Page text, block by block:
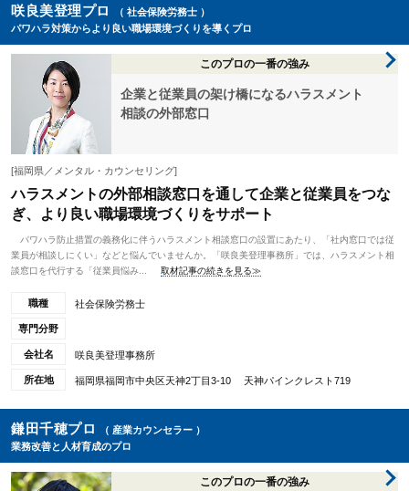
咲良美登理プロ
（ 社会保険労務士 ）
パワハラ対策からより良い職場環境づくりを導くプロ
このプロの一番の強み
企業と従業員の架け橋になるハラスメント
相談の外部窓口
[福岡県／メンタル・カウンセリング]
ハラスメントの外部相談窓口を通して企業と従業員をつな
ぎ、より良い職場環境づくりをサポート
パワハラ防止措置の義務化に伴うハラスメント相談窓口の設置にあたり、「社内窓口では従
業員が相談しにくい」などと悩んでいませんか。「咲良美登理事務所」では、ハラスメント相
談窓口を代行する「従業員悩み...
取材記事の続きを見る≫
職種 社会保険労務士
専門分野
会社名 咲良美登理事務所
所在地 福岡県福岡市中央区天神2丁目3-10 天神パインクレスト719
鎌田千穂プロ
（ 産業カウンセラー ）
業務改善と人材育成のプロ
このプロの一番の強み